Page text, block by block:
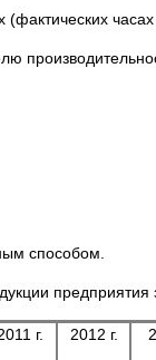
способом.
предприятия
г. 2012 г.